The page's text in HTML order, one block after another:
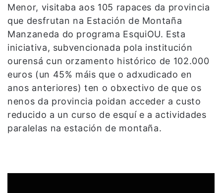
Menor, visitaba aos 105 rapaces da provincia
que desfrutan na Estación de Montaña
Manzaneda do programa EsquiOU. Esta
iniciativa, subvencionada pola institución
ourensá cun orzamento histórico de 102.000
euros (un 45% máis que o adxudicado en
anos anteriores) ten o obxectivo de que os
nenos da provincia poidan acceder a custo
reducido a un curso de esquí e a actividades
paralelas na estación de montaña.